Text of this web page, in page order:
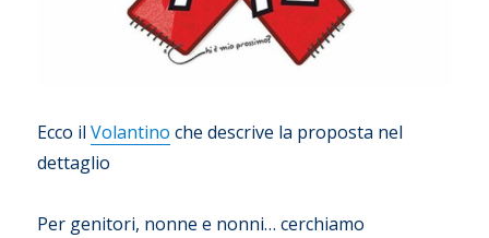
Ecco ilVolantino che descrive la proposta nel
dettaglio
Per genitori, nonne e nonni… cerchiamo